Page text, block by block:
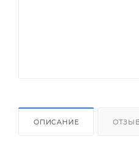
ОПИСАНИЕ